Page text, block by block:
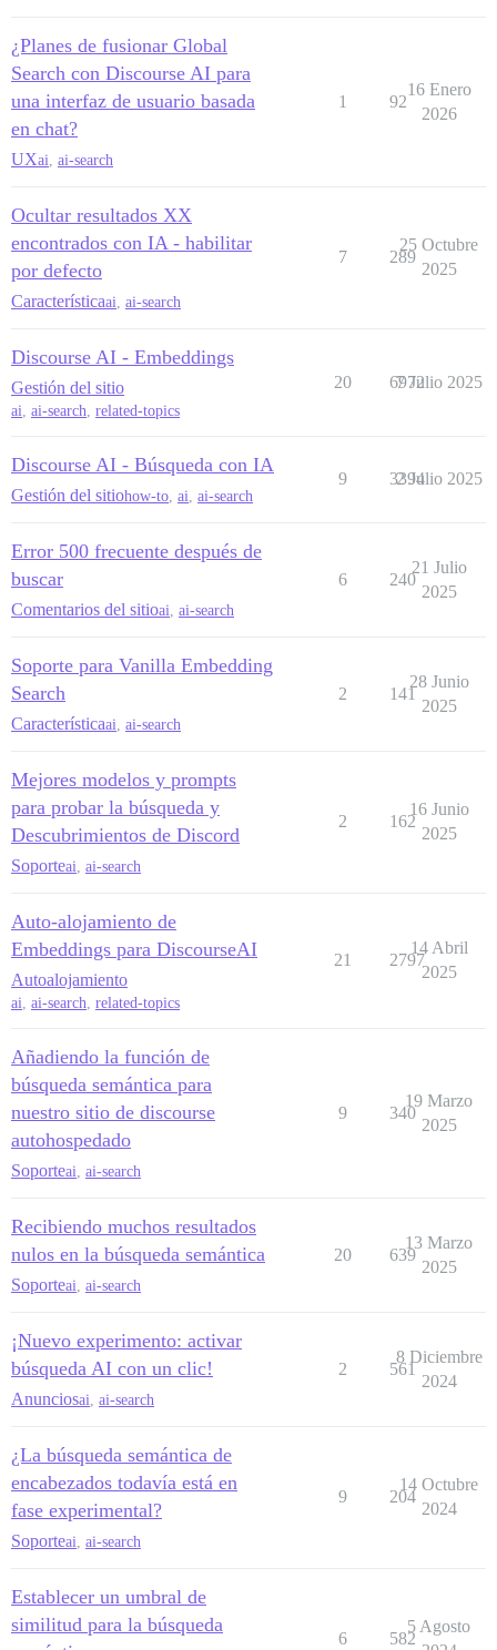
¿Planes de fusionar Global
Search con Discourse AI para
una interfaz de usuario basada
en chat?
UXai ai-search
1 92
16 Enero
2026
Ocultar resultados XX
encontrados con IA - habilitar
por defecto
Característicaai ai-search
7 289
25 Octubre
2025
Discourse AI - Embeddings
Gestión del sitio
ai, ai-search, related-topics
20 6972
7 Julio 2025
Discourse AI - Búsqueda con IA
Gestión del sitiohow-to ai ai-search
9 3394
2 Julio 2025
Error 500 frecuente después de
buscar
Comentarios del sitioai ai-search
6 240
21 Julio
2025
Soporte para Vanilla Embedding
Search
Característicaai ai-search
2 141
28 Junio
2025
Mejores modelos y prompts
para probar la búsqueda y
Descubrimientos de Discord
Soporteai ai-search
2 162
16 Junio
2025
Auto-alojamiento de
Embeddings para DiscourseAI
Autoalojamiento
ai, ai-search, related-topics
21 2797
14 Abril
2025
Añadiendo la función de
búsqueda semántica para
nuestro sitio de discourse
autohospedado
Soporteai ai-search
9 340
19 Marzo
2025
Recibiendo muchos resultados
nulos en la búsqueda semántica
Soporteai ai-search
20 639
13 Marzo
2025
¡Nuevo experimento: activar
búsqueda AI con un clic!
Anunciosai ai-search
2 561
8 Diciembre
2024
¿La búsqueda semántica de
encabezados todavía está en
fase experimental?
Soporteai ai-search
9 204
14 Octubre
2024
Establecer un umbral de
similitud para la búsqueda
6 582
5 Agosto